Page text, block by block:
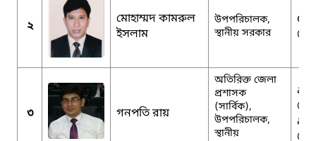
২
মোহাম্মদ কামরুল
ইসলাম
উপপরিচালক,
স্থানীয় সরকার
৩ গনপতি রায়
অতিরিক্ত জেলা
প্রশাসক
(সার্বিক),
উপপরিচালক,
স্থানীয়